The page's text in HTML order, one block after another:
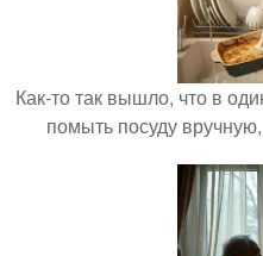
Как-то так вышло, что в
помыть посуду